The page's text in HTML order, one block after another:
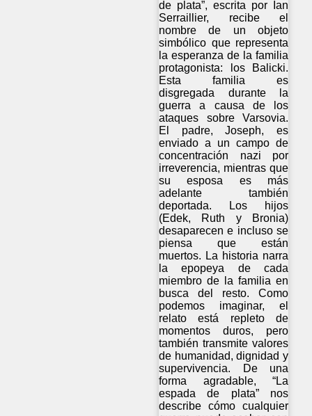
de plata”, escrita por Ian
Serraillier, recibe el
nombre de un objeto
simbólico que representa
la esperanza de la familia
protagonista: los Balicki.
Esta familia es
disgregada durante la
guerra a causa de los
ataques sobre Varsovia.
El padre, Joseph, es
enviado a un campo de
concentración nazi por
irreverencia, mientras que
su esposa es más
adelante también
deportada. Los hijos
(Edek, Ruth y Bronia)
desaparecen e incluso se
piensa que están
muertos. La historia narra
la epopeya de cada
miembro de la familia en
busca del resto. Como
podemos imaginar, el
relato está repleto de
momentos duros, pero
también transmite valores
de humanidad, dignidad y
supervivencia. De una
forma agradable, “La
espada de plata” nos
describe cómo cualquier